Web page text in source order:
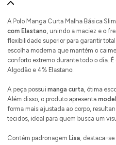
A Polo Manga Curta Malha Básica
com Elastano , unindo a maciez e o
flexibilidade superior para garantir
escolha moderna que mantém o
conforto extremo durante todo o dia.
Algodão e 4% Elastano.
A peça possui manga curta , ótima
Além disso, o produto apresenta
forma mais ajustada ao corpo,
tecidos, ideal para quem busca um
Contém padronagem Lisa , destaca-